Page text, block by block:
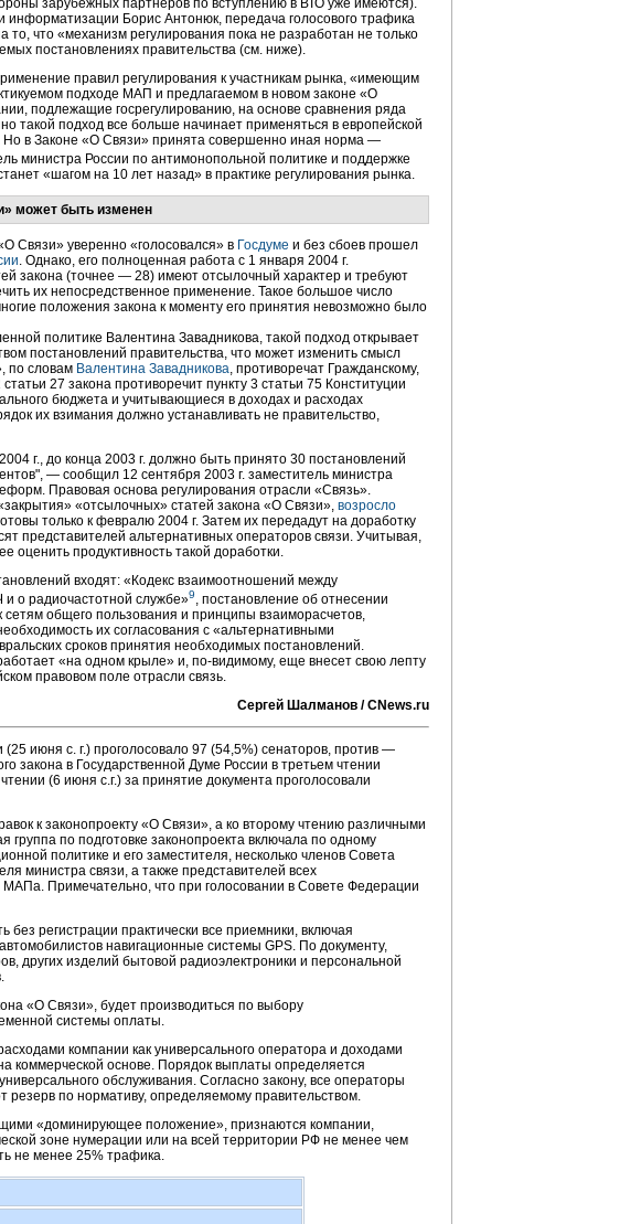
зарубежных партнеров по вступлению в ВТО уже имеются).
информатизации Борис Антонюк, передача голосового трафика
то, что «механизм регулирования пока не разработан не только
постановлениях правительства (см. ниже).
правил регулирования к участникам рынка, «имеющим
подходе МАП и предлагаемом в новом законе «О
подлежащие госрегулированию, на основе сравнения ряда
такой подход все больше начинает применяться в европейской
Но в Законе «О Связи» принята совершенно иная норма —
министра России по антимонопольной политике и поддержке
«шагом на 10 лет назад» в практике регулирования рынка.
может быть изменен
Связи» уверенно «голосовался» в Госдуме и без сбоев прошел
. Однако, его полноценная работа с 1 января 2004 г.
закона (точнее — 28) имеют отсылочный характер и требуют
их непосредственное применение. Такое большое число
положения закона к моменту его принятия невозможно было
политике Валентина Завадникова, такой подход открывает
постановлений правительства, что может изменить смысл
по словам Валентина Завадникова, противоречат Гражданскому,
27 закона противоречит пункту 3 статьи 75 Конституции
бюджета и учитывающиеся в доходах и расходах
их взимания должно устанавливать не правительство,
г., до конца 2003 г. должно быть принято 30 постановлений
— сообщил 12 сентября 2003 г. заместитель министра
Правовая основа регулирования отрасли «Связь».
«отсылочных» статей закона «О Связи», возросло
только к февралю 2004 г. Затем их передадут на доработку
представителей альтернативных операторов связи. Учитывая,
оценить продуктивность такой доработки.
входят: «Кодекс взаимоотношений между
о радиочастотной службе»9, постановление об отнесении
общего пользования и принципы взаиморасчетов,
их согласования с «альтернативными
сроков принятия необходимых постановлений.
«на одном крыле» и, по-видимому, еще внесет свою лепту
правовом поле отрасли связь.
Сергей Шалманов / CNews.ru
июня с. г.) проголосовало 97 (54,5%) сенаторов, против —
закона в Государственной Думе России в третьем чтении
(6 июня с.г.) за принятие документа проголосовали
к законопроекту «О Связи», а ко второму чтению различными
группа по подготовке законопроекта включала по одному
политике и его заместителя, несколько членов Совета
министра связи, а также представителей всех
Примечательно, что при голосовании в Совете Федерации
регистрации практически все приемники, включая
навигационные системы GPS. По документу,
других изделий бытовой радиоэлектроники и персональной
«О Связи», будет производиться по выбору
системы оплаты.
компании как универсального оператора и доходами
коммерческой основе. Порядок выплаты определяется
обслуживания. Согласно закону, все операторы
резерв по нормативу, определяемому правительством.
«доминирующее положение», признаются компании,
зоне нумерации или на всей территории РФ не менее чем
не менее 25% трафика.